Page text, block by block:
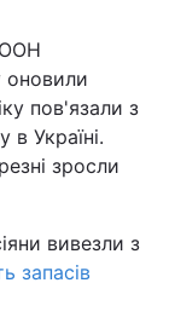
ООН
оновили
пов'язали з
в Україні.
зросли
вивезли з
запасів